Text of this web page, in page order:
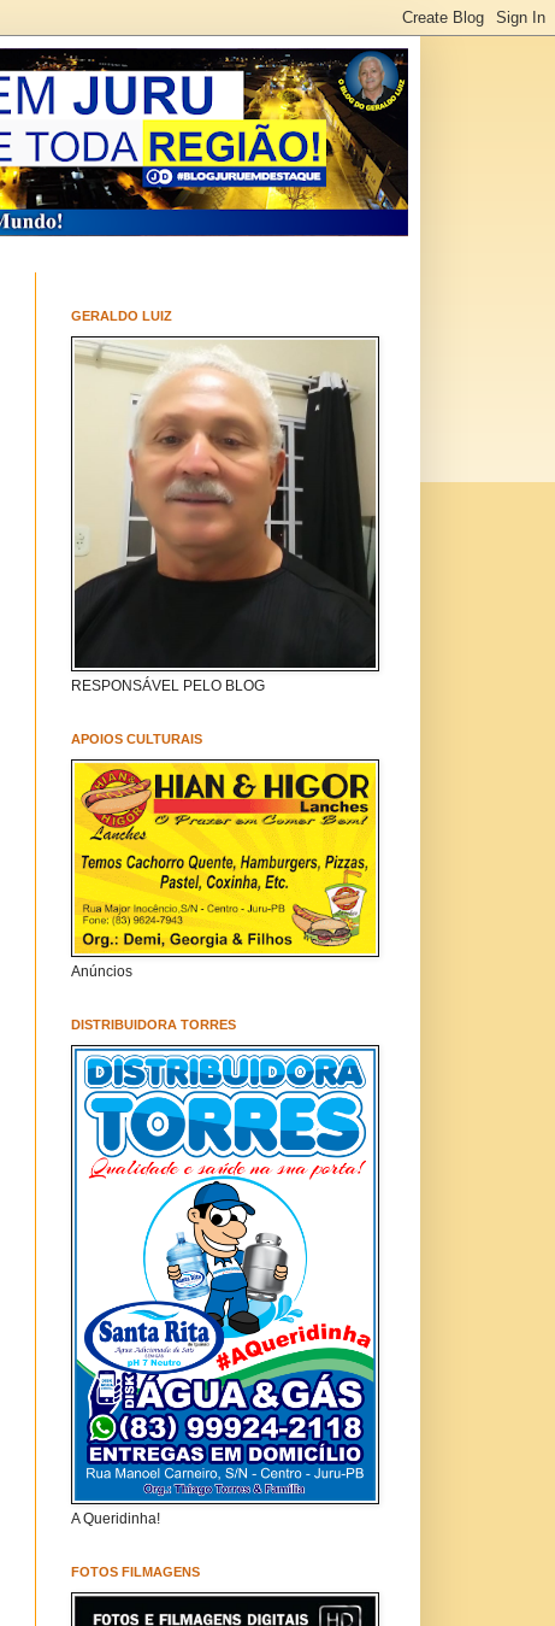
GERALDO LUIZ
RESPONSÁVEL PELO BLOG
APOIOS CULTURAIS
Anúncios
DISTRIBUIDORA TORRES
A Queridinha!
FOTOS FILMAGENS